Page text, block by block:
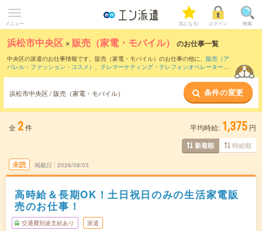
メニュー 気になる! ログイン 検索
浜松市中央区 × 販売（家電・モバイル） のお仕事一覧
中央区の派遣のお仕事情報です。販売（家電・モバイル）のお仕事の他に、 販売（ア
パレル・ファッション・コスメ） 、 テレマーケティング・テレフォンオペレーター・
などのこだわり条件で絞り込んでいた
だけます。職種辞典： 販売（家電・モバイル）のお仕事とは？とは？
浜松市中央区 / 販売（家電・モバイル） 条件の変更
全 2件 平均時給: 1,375 円
新着順 時給順
未読 掲載日 2026/08/03
高時給＆長期OK！土日祝日のみの生活家電販
売のお仕事！
交通費別途支給あり 派遣